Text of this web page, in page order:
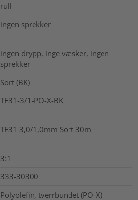
rull
ingen sprekker
ingen drypp, inge væsker, ingen
sprekker
Sort (BK)
TF31-3/1-PO-X-BK
TF31 3,0/1,0mm Sort 30m
3:1
333-30300
Polyolefin, tverrbundet (PO-X)